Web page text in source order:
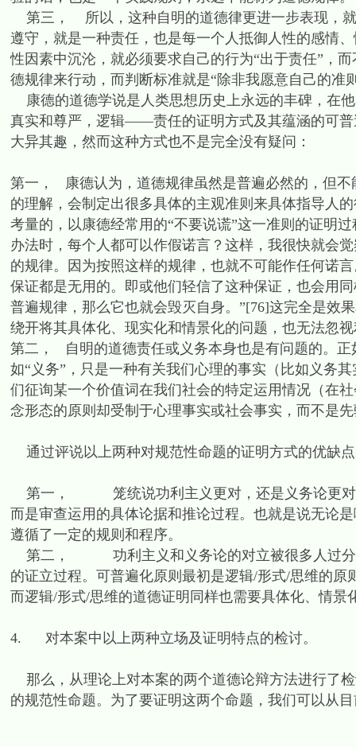
第三， 所以，这种自明的道德律更进一步表现，
遵守，就是一种责任，也是每一个人抵御人性的感情
性因素中沉沦，就必须要求自己的行为“出于责任”，
德规律来行动，而判断标准就是“除非我愿意自己的准
康德的道德学说是人类思想历史上永远的丰碑，在
真实和尊严，逻辑——责任的证明方式及其蕴涵的可
大异其趣，然而这种方式也不是完全没有疑问：
第一， 康德认为，道德规律虽然是普遍必然的，但
的理解，会制定出很多具体的主观准则来具体指导人
考量的，以康德经常用的“不要说谎”这一准则的证明
办法时，每个人都可以作假诺言？这样，我很快就会
的规律。因为按照这样的规律，也就不可能作任何诺
保证都是无用的。即或他们轻信了这种保证，也会用
普遍规律，那么它也就会毁灭自身。”[76]这完全是效
绕开将其具体化、现实化和情景化的问题，也无法忽
第二， 自明的道德责任或义务本身也是有问题的。
如“义务”，只是一种有关我们心理的事实（比如义务
们征询某一个价值词在我们社会的特定运用情况（在
念形态的原则却受制于心理事实或社会事实，而不是
通过评说以上两种对规范性命题的证明方式的优缺
第一， 笼统说功利主义更对，还是义务论更对，
而是审查运用的具体论据和推论过程。也就是说无论
遵循了一定的规则和程序。
第二， 功利主义和义务论的对立被很多人过分夸
的证立过程。可普遍化原则最初是逻辑/形式/思维的
而逻辑/形式/思维的道德证明同样也需要具体化、情景
4. 对本案中以上两种立场及证明特点的检讨。
那么，从理论上对本案的两个道德论辩方法进行了
的规范性命题。为了要证明这两个命题，我们可以从